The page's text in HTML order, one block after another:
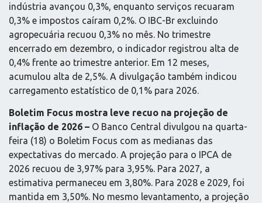
indústria avançou 0,3%, enquanto serviços recuaram
0,3% e impostos caíram 0,2%. O IBC-Br excluindo
agropecuária recuou 0,3% no mês. No trimestre
encerrado em dezembro, o indicador registrou alta de
0,4% frente ao trimestre anterior. Em 12 meses,
acumulou alta de 2,5%. A divulgação também indicou
carregamento estatístico de 0,1% para 2026.
Boletim Focus mostra leve recuo na projeção de
inflação de 2026 – O Banco Central divulgou na quarta-
feira (18) o Boletim Focus com as medianas das
expectativas do mercado. A projeção para o IPCA de
2026 recuou de 3,97% para 3,95%. Para 2027, a
estimativa permaneceu em 3,80%. Para 2028 e 2029, foi
mantida em 3,50%. No mesmo levantamento, a projeção